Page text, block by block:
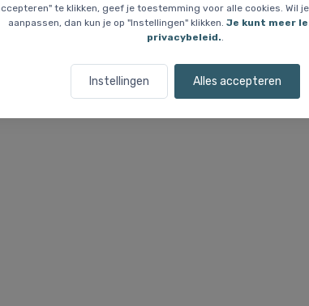
te klikken, geef je toestemming voor alle cookies. Wil
aanpassen, dan kun je op "Instellingen" klikken. Je kunt meer
privacybeleid..
Instellingen Alles accepteren
elastische manchetten met duimgat en
logo verhogen de zichtbaarheid.